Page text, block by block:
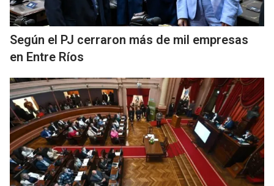
Según el PJ cerraron más de mil empresas
en Entre Ríos